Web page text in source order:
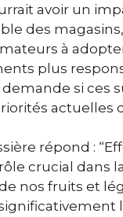
avoir un
des
à
plus
si ces
actuelles
répond :
rôle crucial dans
nos fruits et